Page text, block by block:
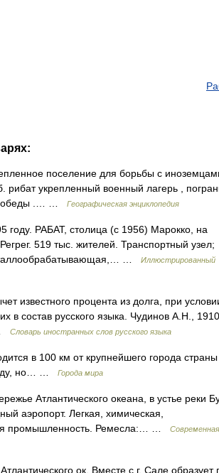
поселение для борьбы с
рибат укрепленный военный лагерь ,
победы .… …
Географическая энциклопедия
РАБАТ, столица (с 1956) Марокко, на
519 тыс. жителей. Транспортный узел;
…
Иллюстрированный
известного процента из долга, при
в состав русского языка. Чудинов А.Н.,
Словарь иностранных слов русского языка
в 100 км от крупнейшего города страны
но… …
Города мира
Атлантического океана, в устье реки Бу
аэропорт. Легкая, химическая,
промышленность. Ремесла:… …
Современная
ок. Вместе с г. Сале образует